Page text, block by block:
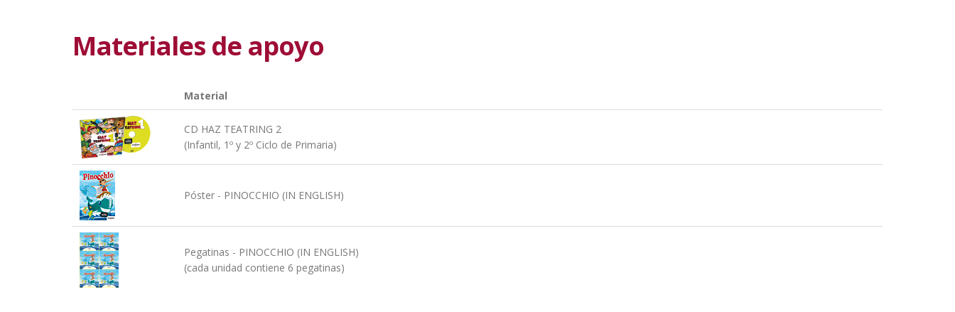
Materiales de apoyo
Material
CD HAZ TEATRING 2
(Infantil, 1º y 2º Ciclo de Primaria)
Póster - PINOCCHIO (IN ENGLISH)
Pegatinas - PINOCCHIO (IN ENGLISH)
(cada unidad contiene 6 pegatinas)